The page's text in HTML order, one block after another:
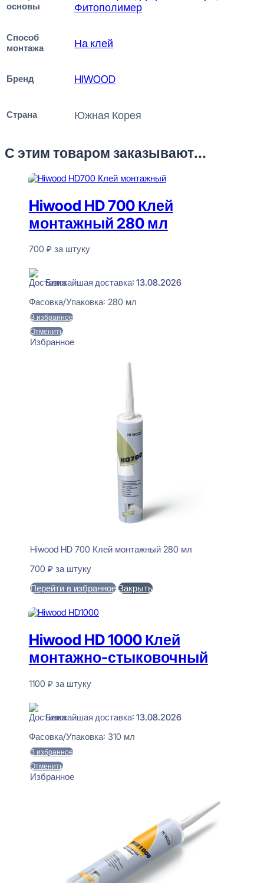
основы
Фитополимер
Способ
монтажа
На клей
Бренд HIWOOD
Страна Южная Корея
С этим товаром заказывают...
Hiwood HD 700 Клей
монтажный 280 мл
700 ₽ за штуку
Ближайшая доставка: 13.08.2026
Фасовка/Упаковка: 280 мл
В избранное
Отменить
Избранное
Hiwood HD 700 Клей монтажный 280 мл
700 ₽ за штуку
Перейти в избранное Закрыть
Hiwood HD 1000 Клей
монтажно-стыковочный
1100 ₽ за штуку
Ближайшая доставка: 13.08.2026
Фасовка/Упаковка: 310 мл
В избранное
Отменить
Избранное